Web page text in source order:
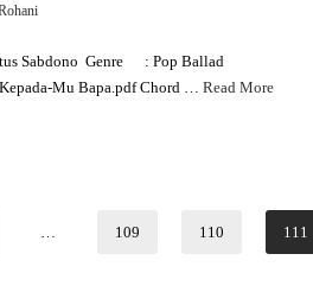
Sabdono Genre : Pop Ballad
Mu Bapa.pdf Chord … Read More
… 109 110 111